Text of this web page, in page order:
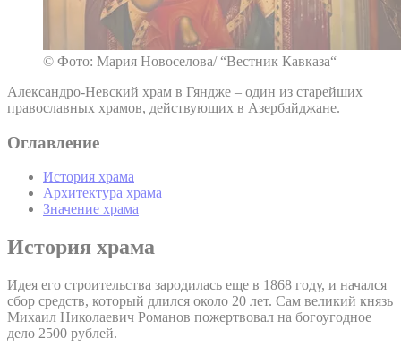
© Фото: Мария Новоселова/ “Вестник Кавказа“
Александро-Невский храм в Гяндже – один из старейших
православных храмов, действующих в Азербайджане.
Оглавление
История храма
Архитектура храма
Значение храма
История храма
Идея его строительства зародилась еще в 1868 году, и начался
сбор средств, который длился около 20 лет. Сам великий князь
Михаил Николаевич Романов пожертвовал на богоугодное
дело 2500 рублей.